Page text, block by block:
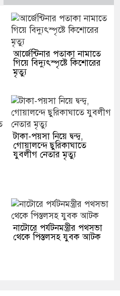
আর্জেন্টিনার পতাকা নামাতে
গিয়ে বিদ্যুৎস্পৃষ্টে কিশোরের
মৃত্যু
টাকা-পয়সা নিয়ে দ্বন্দ্ব,
গোয়ালন্দে ছুরিকাঘাতে
যুবলীগ নেতার মৃত্যু
নাটোরে পর্যটনমন্ত্রীর পথসভা
থেকে পিস্তলসহ যুবক আটক